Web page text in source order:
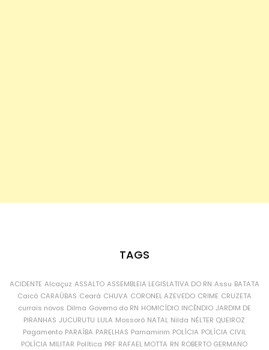
TAGS
ACIDENTE Alcaçuz ASSALTO ASSEMBLEIA LEGISLATIVA DO RN Assu BATATA
Caicó CARAÚBAS Ceará CHUVA CORONEL AZEVEDO CRIME CRUZETA
currais novos Dilma Governo do RN HOMICÍDIO INCÊNDIO JARDIM DE
PIRANHAS JUCURUTU LULA Mossoró NATAL Nilda NÉLTER QUEIROZ
Pagamento PARAÍBA PARELHAS Parnamirim POLÍCIA POLÍCIA CIVIL
POLÍCIA MILITAR Política PRF RAFAEL MOTTA RN ROBERTO GERMANO